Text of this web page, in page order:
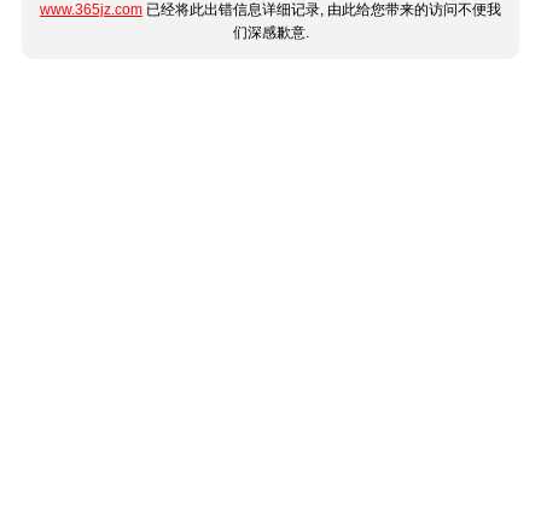
www.365jz.com 已经将此出错信息详细记录, 由此给您带来的访问不便我
们深感歉意.